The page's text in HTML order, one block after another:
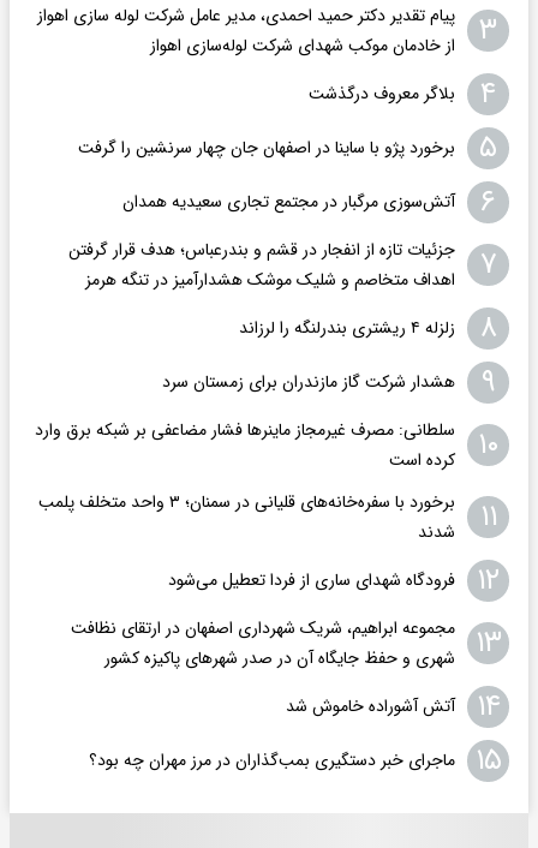
۳
پیام تقدیر دکتر حمید احمدی، مدیر عامل شرکت لوله سازی اهواز
از خادمان موکب شهدای شرکت لوله‌سازی اهواز
۴ بلاگر معروف درگذشت
۵ برخورد پژو با ساینا در اصفهان جان چهار سرنشین را گرفت
۶ آتش‌سوزی مرگبار در مجتمع تجاری سعیدیه همدان
۷
جزئیات تازه از انفجار در قشم و بندرعباس؛ هدف قرار گرفتن
اهداف متخاصم و شلیک موشک هشدارآمیز در تنگه هرمز
۸ زلزله ۴ ریشتری بندرلنگه را لرزاند
۹ هشدار شرکت گاز مازندران برای زمستان سرد
۱۰
سلطانی: مصرف غیرمجاز ماینرها فشار مضاعفی بر شبکه برق وارد
کرده است
۱۱
برخورد با سفره‌خانه‌های قلیانی در سمنان؛ ۳ واحد متخلف پلمب
شدند
۱۲ فرودگاه ‌شهدای ساری از فردا تعطیل می‌شود
۱۳
مجموعه ابراهیم، شریک شهرداری اصفهان در ارتقای نظافت
شهری و حفظ جایگاه آن در صدر شهرهای پاکیزه کشور
۱۴ آتش آشوراده خاموش شد
۱۵ ماجرای خبر دستگیری بمب‌گذاران در مرز مهران چه بود؟